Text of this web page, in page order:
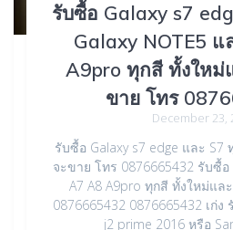
รับซื้อ Galaxy s7
Galaxy NOTE5 แ
A9pro ทุกสี ทั้งใหม่
ขาย โทร
December 23,
รับซื้อ Galaxy s7 edge และ S7
จะขาย โทร 0876665432 รับซื้อ
A7 A8 A9pro ทุกสี ทั้งใหม่แล
0876665432 0876665432 เก่ง
j2 prime 2016 หรือ